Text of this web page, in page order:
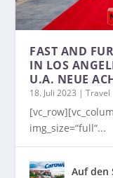
FAST AND
IN LOS
U.A. NEUE
18. Juli 2023 |Travel
img_size=“full“...
Auf den